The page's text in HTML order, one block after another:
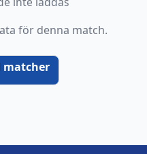
för denna match.